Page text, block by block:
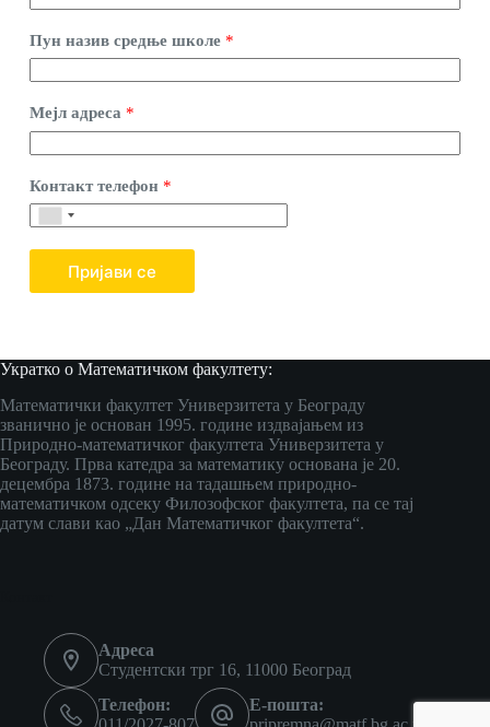
Пун назив средње школе *
Мејл адреса *
Контакт телефон *
Пријави се
Укратко о Математичком факултету:
Математички факултет Универзитета у Београду
званично је основан 1995. године издвајањем из
Природно-математичког факултета Универзитета у
Београду. Прва катедра за математику основана је 20.
децембра 1873. године на тадашњем природно-
математичком одсеку Филозофског факултета, па се тај
датум слави као „Дан Математичког факултета“.
Адреса
Студентски трг 16, 11000 Београд
Телефон:
Е-пошта: